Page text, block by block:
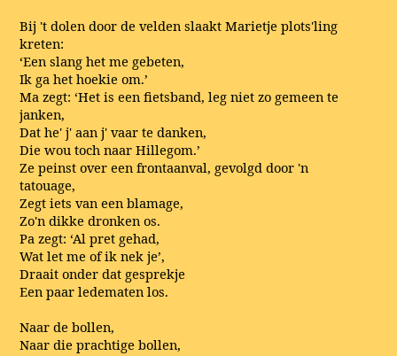
Bij 't dolen door de velden slaakt Marietje plots'ling
kreten:
‘Een slang het me gebeten,
Ik ga het hoekie om.’
Ma zegt: ‘Het is een fietsband, leg niet zo gemeen te
janken,
Dat he' j' aan j' vaar te danken,
Die wou toch naar Hillegom.’
Ze peinst over een frontaanval, gevolgd door 'n
tatouage,
Zegt iets van een blamage,
Zo'n dikke dronken os.
Pa zegt: ‘Al pret gehad,
Wat let me of ik nek je’,
Draait onder dat gesprekje
Een paar ledematen los.
Naar de bollen,
Naar die prachtige bollen,